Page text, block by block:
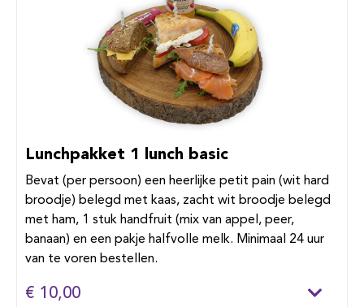
Lunchpakket 1 lunch basic
Bevat (per persoon) een heerlijke petit pain (wit hard
broodje) belegd met kaas, zacht wit broodje belegd
met ham, 1 stuk handfruit (mix van appel, peer,
banaan) en een pakje halfvolle melk. Minimaal 24 uur
van te voren bestellen.
€ 10,00